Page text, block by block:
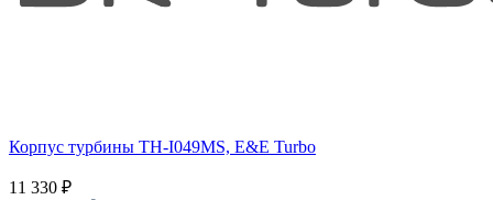
Корпус турбины TH-I049MS, E&E Turbo
11 330 ₽